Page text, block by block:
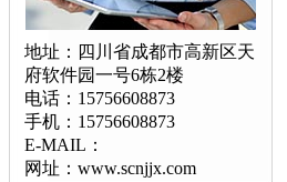
地址：四川省成都市高新区天
府软件园一号6栋2楼
电话：15756608873
手机：15756608873
E-MAIL：
网址：www.scnjjx.com